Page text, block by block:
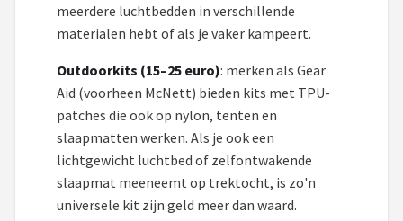
meerdere luchtbedden in verschillende
materialen hebt of als je vaker kampeert.
Outdoorkits (15–25 euro): merken als Gear
Aid (voorheen McNett) bieden kits met TPU-
patches die ook op nylon, tenten en
slaapmatten werken. Als je ook een
lichtgewicht luchtbed of zelfontwakende
slaapmat meeneemt op trektocht, is zo'n
universele kit zijn geld meer dan waard.